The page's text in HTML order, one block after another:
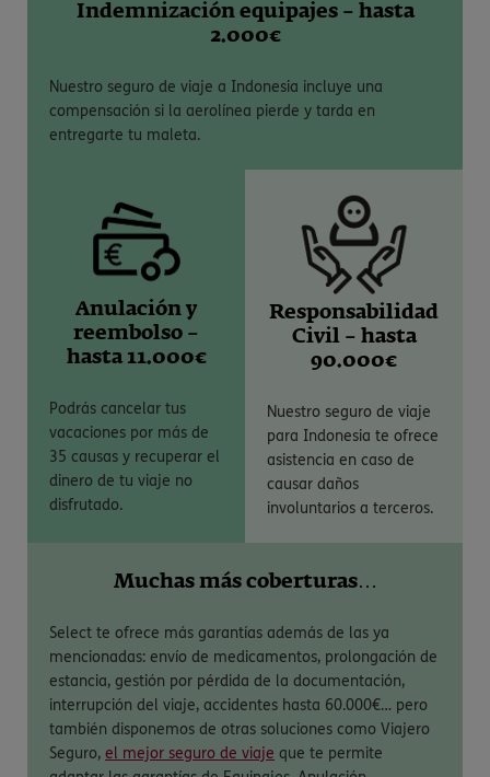
Indemnización equipajes – hasta
2.000€
Nuestro seguro de viaje a Indonesia incluye una
compensación si la aerolínea pierde y tarda en
entregarte tu maleta.
Anulación y
reembolso –
hasta 11.000€
Podrás cancelar tus
vacaciones por más de
35 causas y recuperar el
dinero de tu viaje no
disfrutado.
Responsabilidad
Civil – hasta
90.000€
Nuestro seguro de viaje
para Indonesia te ofrece
asistencia en caso de
causar daños
involuntarios a terceros.
Muchas más coberturas…
Select te ofrece más garantías además de las ya
mencionadas: envío de medicamentos, prolongación de
estancia, gestión por pérdida de la documentación,
interrupción del viaje, accidentes hasta 60.000€… pero
también disponemos de otras soluciones como Viajero
Seguro, el mejor seguro de viaje que te permite